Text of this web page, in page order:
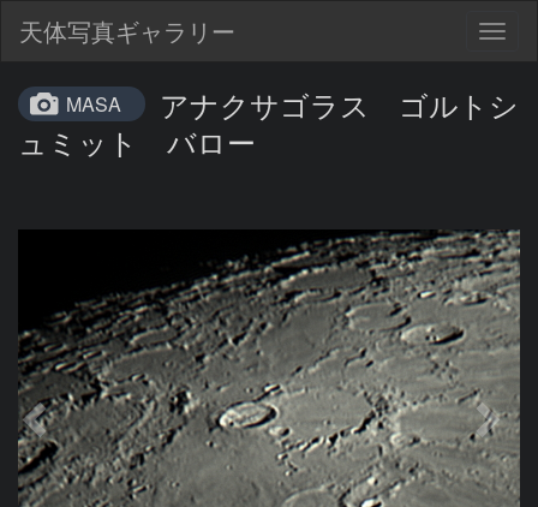
天体写真ギャラリー
MASA
アナクサゴラス ゴルトシ
ュミット バロー